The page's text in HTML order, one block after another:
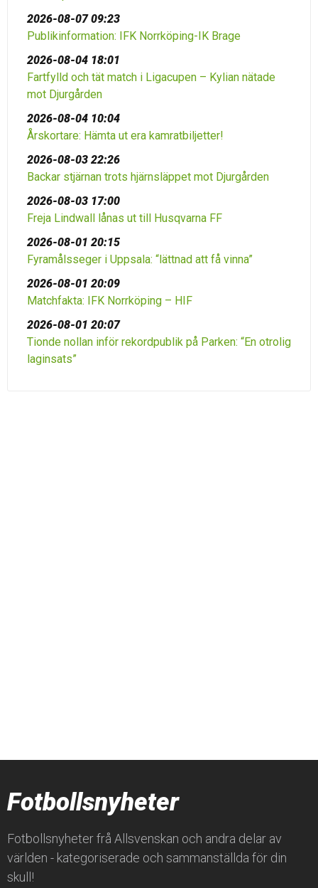
2026-08-07 09:23
Publikinformation: IFK Norrköping-IK Brage
2026-08-04 18:01
Fartfylld och tät match i Ligacupen – Kylian nätade
mot Djurgården
2026-08-04 10:04
Årskortare: Hämta ut era kamratbiljetter!
2026-08-03 22:26
Backar stjärnan trots hjärnsläppet mot Djurgården
2026-08-03 17:00
Freja Lindwall lånas ut till Husqvarna FF
2026-08-01 20:15
Fyramålsseger i Uppsala: “lättnad att få vinna”
2026-08-01 20:09
Matchfakta: IFK Norrköping – HIF
2026-08-01 20:07
Tionde nollan inför rekordpublik på Parken: “En otrolig
laginsats”
Fotbollsnyheter
Fotbollsnyheter frå Allsvenskan och andra delar av
världen - kategoriserade och sammanställda för din
skull!